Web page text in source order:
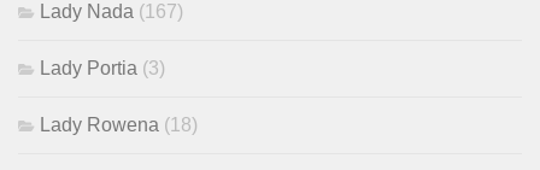
Lady Nada (167)
Lady Portia (3)
Lady Rowena (18)